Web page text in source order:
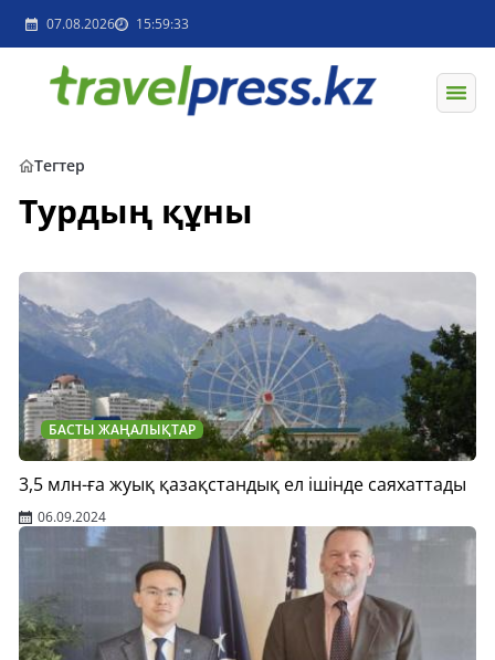
07.08.2026 15:59:33
Тегтер
Турдың құны
БАСТЫ ЖАҢАЛЫҚТАР
3,5 млн-ға жуық қазақстандық ел ішінде саяхаттады
06.09.2024